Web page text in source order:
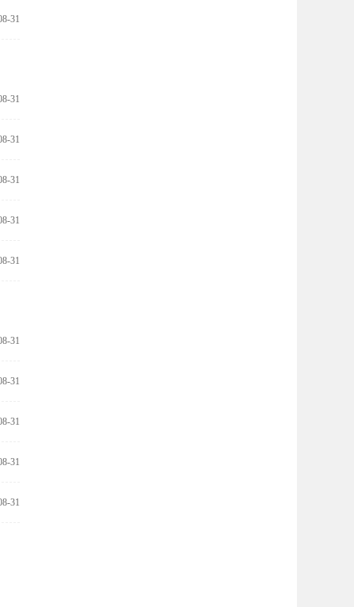
31
31
31
31
31
31
31
31
31
31
31